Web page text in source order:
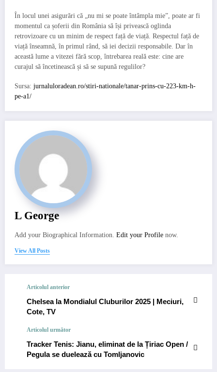
În locul unei asigurări că „nu mi se poate întâmpla mie”, poate ar fi
momentul ca șoferii din România să își privească oglinda
retrovizoare cu un minim de respect față de viață. Respectul față de
viață înseamnă, în primul rând, să iei decizii responsabile. Dar în
această lume a vitezei fără scop, întrebarea reală este: cine are
curajul să încetinească și să se supună regulilor?
Sursa: jurnaluloradean.ro/stiri-nationale/tanar-prins-cu-223-km-h-
pe-a1/
L George
Add your Biographical Information. Edit your Profile now.
View All Posts
Articolul anterior
Chelsea la Mondialul Cluburilor 2025 | Meciuri,
Cote, TV
Articolul următor
Tracker Tenis: Jianu, eliminat de la Țiriac Open /
Pegula se duelează cu Tomljanovic